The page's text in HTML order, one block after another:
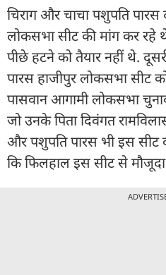
चिराग और चाचा पशुपति पारस
लोकसभा सीट की मांग कर रहे
पीछे हटने को तैयार नहीं थे.
पारस हाजीपुर लोकसभा सीट
पासवान आगामी लोकसभा
जो उनके पिता दिवंगत
और पशुपति पारस भी इस
कि फिलहाल इस सीट से